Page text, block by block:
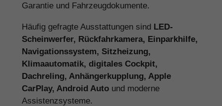
Garantie und Fahrzeugdokumente.
Häufig gefragte Ausstattungen sind LED-
Scheinwerfer, Rückfahrkamera, Einparkhilfe,
Navigationssystem, Sitzheizung,
Klimaautomatik, digitales Cockpit,
Dachreling, Anhängerkupplung, Apple
CarPlay, Android Auto und moderne
Assistenzsysteme.